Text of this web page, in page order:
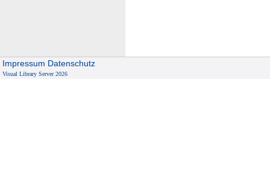
Impressum Datenschutz
Visual Library Server 2026